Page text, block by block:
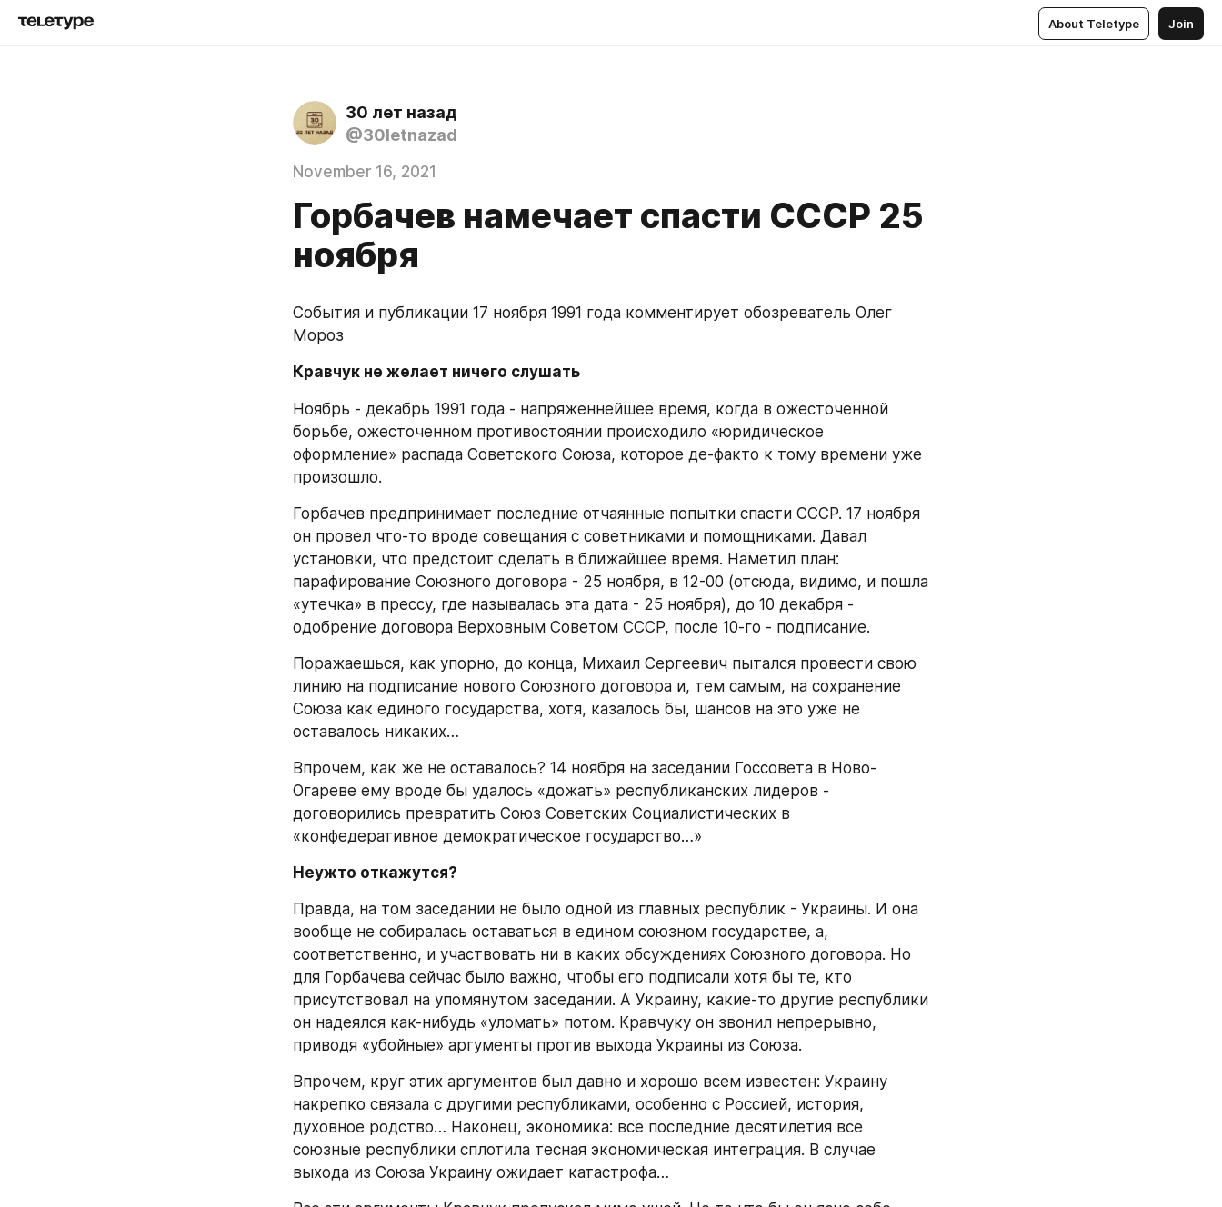
About Teletype Join
30 лет назад
@30letnazad
November 16, 2021
Горбачев намечает спасти СССР 25
ноября
События и публикации 17 ноября 1991 года комментирует обозреватель Олег
Мороз
Кравчук не желает ничего слушать
Ноябрь - декабрь 1991 года - напряженнейшее время, когда в ожесточенной
борьбе, ожесточенном противостоянии происходило «юридическое
оформление» распада Советского Союза, которое де-факто к тому времени уже
произошло.
Горбачев предпринимает последние отчаянные попытки спасти СССР. 17 ноября
он провел что-то вроде совещания с советниками и помощниками. Давал
установки, что предстоит сделать в ближайшее время. Наметил план:
парафирование Союзного договора - 25 ноября, в 12-00 (отсюда, видимо, и пошла
«утечка» в прессу, где называлась эта дата - 25 ноября), до 10 декабря -
одобрение договора Верховным Советом СССР, после 10-го - подписание.
Поражаешься, как упорно, до конца, Михаил Сергеевич пытался провести свою
линию на подписание нового Союзного договора и, тем самым, на сохранение
Союза как единого государства, хотя, казалось бы, шансов на это уже не
оставалось никаких…
Впрочем, как же не оставалось? 14 ноября на заседании Госсовета в Ново-
Огареве ему вроде бы удалось «дожать» республиканских лидеров -
договорились превратить Союз Советских Социалистических в
«конфедеративное демократическое государство…»
Неужто откажутся?
Правда, на том заседании не было одной из главных республик - Украины. И она
вообще не собиралась оставаться в едином союзном государстве, а,
соответственно, и участвовать ни в каких обсуждениях Союзного договора. Но
для Горбачева сейчас было важно, чтобы его подписали хотя бы те, кто
присутствовал на упомянутом заседании. А Украину, какие-то другие республики
он надеялся как-нибудь «уломать» потом. Кравчуку он звонил непрерывно,
приводя «убойные» аргументы против выхода Украины из Союза.
Впрочем, круг этих аргументов был давно и хорошо всем известен: Украину
накрепко связала с другими республиками, особенно с Россией, история,
духовное родство… Наконец, экономика: все последние десятилетия все
союзные республики сплотила тесная экономическая интеграция. В случае
выхода из Союза Украину ожидает катастрофа…